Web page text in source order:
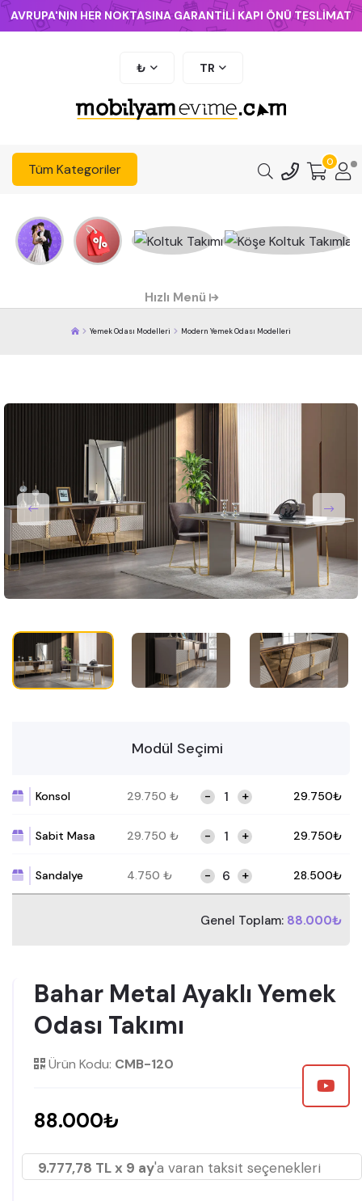
AVRUPA'NIN HER NOKTASINA GARANTİLİ KAPI ÖNÜ TESLİMAT
₺ TR
Tüm Kategoriler 0
Hızlı Menü
Yemek Odası Modelleri Modern Yemek Odası Modelleri
Modül Seçimi
Konsol 29.750 ₺ - + 29.750₺
Sabit Masa 29.750 ₺ - + 29.750₺
Sandalye 4.750 ₺ - + 28.500₺
Genel Toplam: 88.000₺
Bahar Metal Ayaklı Yemek
Odası Takımı
Ürün Kodu: CMB-120
88.000₺
9.777,78 TL x 9 ay'a varan taksit seçenekleri